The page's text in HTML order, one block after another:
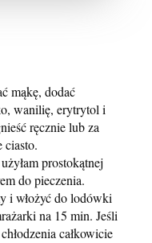
mąkę, dodać
wanilię, erytrytol i
ręcznie lub za
ciasto.
prostokątnej
do pieczenia.
i włożyć do lodówki
na 15 min. Jeśli
całkowicie